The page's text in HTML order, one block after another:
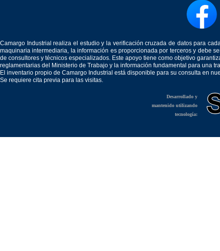
Camargo Industrial realiza el estudio y la verificación cruzada de datos para
maquinaria intermediaria, la información es proporcionada por terceros y debe
de consultores y técnicos especializados. Este apoyo tiene como objetivo
reglamentarias del Ministerio de Trabajo y la información fundamental para una
El inventario propio de Camargo Industrial está disponible para su consulta en
Se requiere cita previa para las visitas.
Desarrollado y
mantenido utilizando
tecnología: